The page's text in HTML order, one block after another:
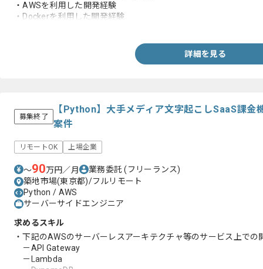
・AWSを利用した開発経験
・Dockerを利用した開発経験
詳細を見る
募集終了
【Python】大手メディア文字起こしSaaS課金
案件
リモートOK 上場企業
〜90万円／月 業務委託(フリーランス)
築地市場(東京都)/フルリモート
Python / AWS
サーバーサイドエンジニア
求めるスキル
・下記のAWSのサーバーレスアーキテクチャ等のサービス上での
－API Gateway
－Lambda